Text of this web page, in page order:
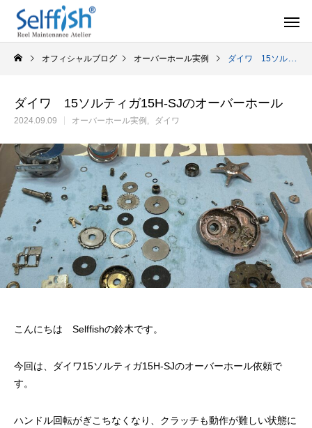
セルフメンテナンス用品
2024.06.23
オフィシャルブログ オーバーホール実例 ダイワ 15ソルティガ15H-SJのオーバーホール
ダイワ 15ソルティガ15H-SJのオーバーホール
2024.09.09 オーバーホール実例 ダイワ
こんにちは Selffishの鈴木です。
今回は、ダイワ15ソルティガ15H-SJのオーバーホール依頼で
す。
ハンドル回転がぎこちなくなり、クラッチも動作が難しい状態に